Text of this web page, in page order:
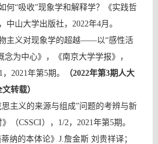
何“吸收”现象学和解释学？《实践哲
中山大学出版社，2022年4月。
主义对现象学的超越——以“感性活
念为中心》，《南京大学学报》，
2021年第5期。 （2022年第3期人大
转载）
思主义的来源与组成”问题的考辨与新
（CSSCI） ， 1/2， 2021年第5期。
纳的本体论》 J.詹金斯 刘贵祥译；